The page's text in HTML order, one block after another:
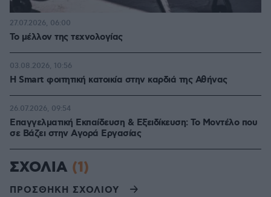
Το μέλλον της τεχνολογίας
27.07.2026, 06:00
Η Smart φοιτητική κατοικία στην καρδιά της Αθήνας
03.08.2026, 10:56
Επαγγελματική Εκπαίδευση & Εξειδίκευση: Το Mοντέλο που
σε Bάζει στην Aγορά Eργασίας
26.07.2026, 09:54
ΣΧΟΛΙΑ (1)
ΠΡΟΣΘΗΚΗ ΣΧΟΛΙΟΥ